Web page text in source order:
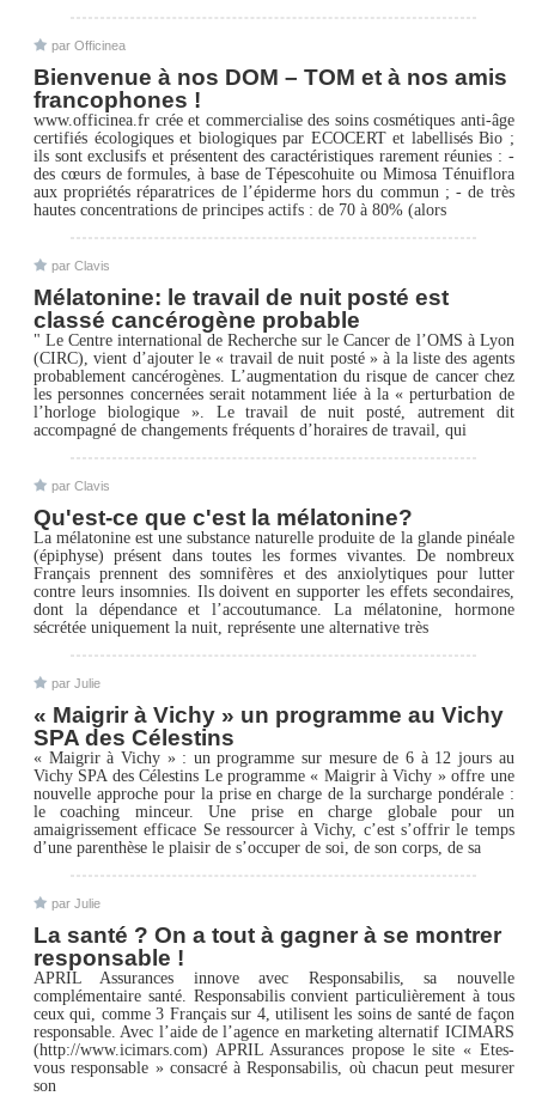
par Officinea
Bienvenue à nos DOM – TOM et à nos amis
francophones !
www.officinea.fr crée et commercialise des soins cosmétiques anti-âge
certifiés écologiques et biologiques par ECOCERT et labellisés Bio ;
ils sont exclusifs et présentent des caractéristiques rarement réunies : -
des cœurs de formules, à base de Tépescohuite ou Mimosa Ténuiflora
aux propriétés réparatrices de l’épiderme hors du commun ; - de très
hautes concentrations de principes actifs : de 70 à 80% (alors
par Clavis
Mélatonine: le travail de nuit posté est
classé cancérogène probable
" Le Centre international de Recherche sur le Cancer de l’OMS à Lyon
(CIRC), vient d’ajouter le « travail de nuit posté » à la liste des agents
probablement cancérogènes. L’augmentation du risque de cancer chez
les personnes concernées serait notamment liée à la « perturbation de
l’horloge biologique ». Le travail de nuit posté, autrement dit
accompagné de changements fréquents d’horaires de travail, qui
par Clavis
Qu'est-ce que c'est la mélatonine?
La mélatonine est une substance naturelle produite de la glande pinéale
(épiphyse) présent dans toutes les formes vivantes. De nombreux
Français prennent des somnifères et des anxiolytiques pour lutter
contre leurs insomnies. Ils doivent en supporter les effets secondaires,
dont la dépendance et l’accoutumance. La mélatonine, hormone
sécrétée uniquement la nuit, représente une alternative très
par Julie
« Maigrir à Vichy » un programme au Vichy
SPA des Célestins
« Maigrir à Vichy » : un programme sur mesure de 6 à 12 jours au
Vichy SPA des Célestins Le programme « Maigrir à Vichy » offre une
nouvelle approche pour la prise en charge de la surcharge pondérale :
le coaching minceur. Une prise en charge globale pour un
amaigrissement efficace Se ressourcer à Vichy, c’est s’offrir le temps
d’une parenthèse le plaisir de s’occuper de soi, de son corps, de sa
par Julie
La santé ? On a tout à gagner à se montrer
responsable !
APRIL Assurances innove avec Responsabilis, sa nouvelle
complémentaire santé. Responsabilis convient particulièrement à tous
ceux qui, comme 3 Français sur 4, utilisent les soins de santé de façon
responsable. Avec l’aide de l’agence en marketing alternatif ICIMARS
(http://www.icimars.com) APRIL Assurances propose le site « Etes-
vous responsable » consacré à Responsabilis, où chacun peut mesurer
son